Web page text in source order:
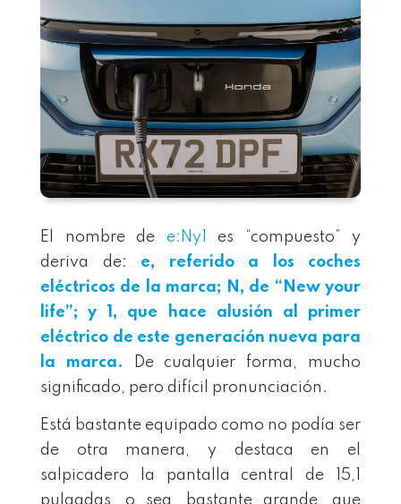
El nombre de e:Ny1
es “compuesto” y
deriva de: e, referido a los coches
eléctricos de la marca; N, de “New your
life”; y 1, que hace alusión al primer
eléctrico de este generación nueva para
la marca.
De cualquier forma, mucho
significado, pero difícil pronunciación.
Está bastante equipado como no podía ser
de otra manera, y destaca en el
salpicadero la pantalla central de 15,1